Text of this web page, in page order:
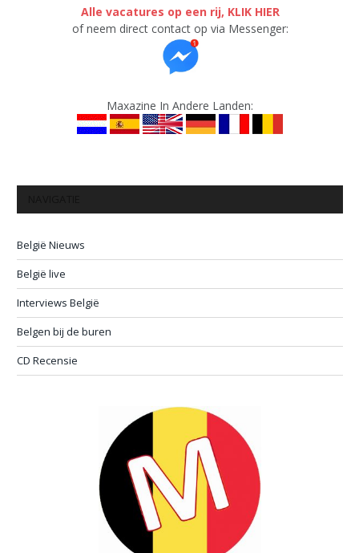
Alle vacatures op een rij, KLIK HIER
of neem direct contact op via Messenger:
Maxazine In Andere Landen:
België Nieuws
België live
Interviews België
Belgen bij de buren
CD Recensie